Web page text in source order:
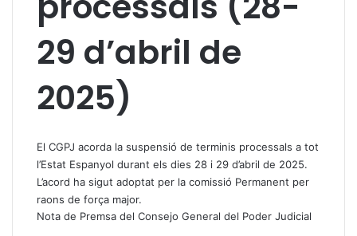
29 d’abril de
2025)
El CGPJ acorda la suspensió de terminis processals a tot
l’Estat Espanyol durant els dies 28 i 29 d’abril de 2025.
L’acord ha sigut adoptat per la comissió Permanent per
raons de força major.
Nota de Premsa del Consejo General del Poder Judicial